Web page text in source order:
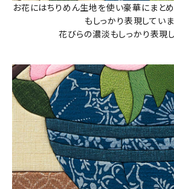
お花にはちりめん生地を使い豪華にまと
もしっかり表現していま
花びらの濃淡もしっかり表現し